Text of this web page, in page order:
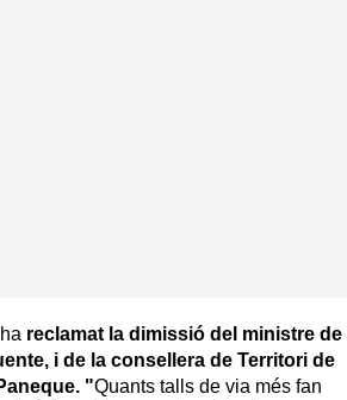
ha reclamat la dimissió del ministre de
i de la consellera de Territori de
"Quants talls de via més fan